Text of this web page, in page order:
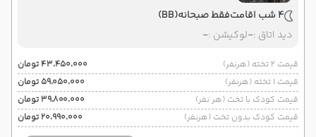
4 شب اقامت فقط صبحانه(BB)
دید اتاق :-لوکیشن :-
قیمت 2 تخته (هرنفر)
۴۳٬۴۵۰٬۰۰۰ تومان
قیمت 1 تخته (هرنفر)
۵۹٬۰۵۰٬۰۰۰ تومان
قیمت کودک با تخت (هر نفر)
۳۹٬۸۰۰٬۰۰۰ تومان
قیمت کودک بدون تخت (هرنفر)
۲۰٬۹۹۰٬۰۰۰ تومان